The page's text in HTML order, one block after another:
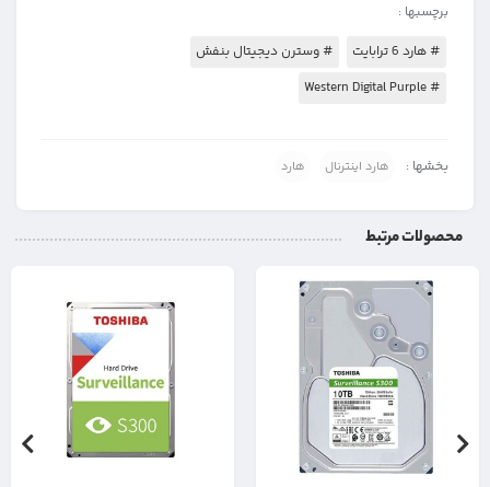
برچسبها :
# هارد 6 ترابایت
# وسترن دیجیتال بنفش
# Western Digital Purple
بخشها : هارد اینترنال هارد
محصولات مرتبط